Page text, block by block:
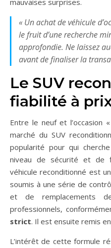
mauvaises surprises.
« Un achat de véhicule
le fruit d’une recherche
approfondie. Ne laissez
avant de finaliser la
Le SUV
fiabilité à
Entre le neuf et l’occasion
marché du SUV
popularité pour qui
niveau de sécurité et de
véhicule reconditionné est
soumis à une série de
et de remplacements
professionnels,
strict. Il est ensuite remis
L’intérêt de cette formule